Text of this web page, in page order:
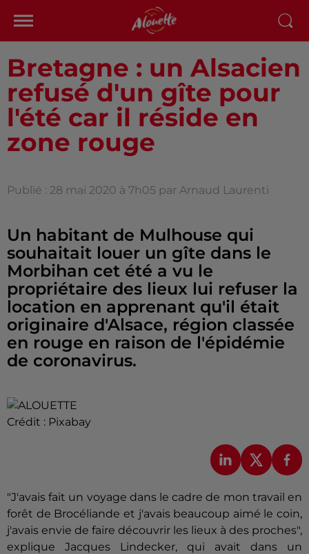
Bretagne : un Alsacien
refusé d'un gîte pour
l'été car il réside en
zone rouge
Publié : 28 mai 2020 à 7h05 par Arnaud Laurenti
Un habitant de Mulhouse qui
souhaitait louer un gîte dans le
Morbihan cet été a vu le
propriétaire des lieux lui refuser la
location en apprenant qu'il était
originaire d'Alsace, région classée
en rouge en raison de l'épidémie
de coronavirus.
Crédit : Pixabay
"J'avais fait un voyage dans le cadre de mon travail en
forêt de Brocéliande et j'avais beaucoup aimé le coin,
j'avais envie de faire découvrir les lieux à des proches",
explique Jacques Lindecker, qui avait dans un